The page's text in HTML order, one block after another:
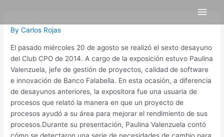
content
Main
ByCarlos Rojas
El pasado miércoles 20 de agosto se realizó el sexto desayuno
del Club CPO de 2014. A cargo de la exposición estuvo Paulina
Valenzuela, jefe de gestión de proyectos, calidad de software
e innovación de Banco Falabella. En esta ocasión, a diferencia
de desayunos anteriores, la expositora fue una usuaria de
procesos que relató la manera en que un proyecto de
procesos ayudó a su área para mejorar el rendimiento de sus
procesos.Durante su presentación, Paulina Valenzuela contó
cómo se detectaron una serie de necesidades de cambio para